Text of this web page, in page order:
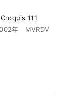
111
年 MVRDV